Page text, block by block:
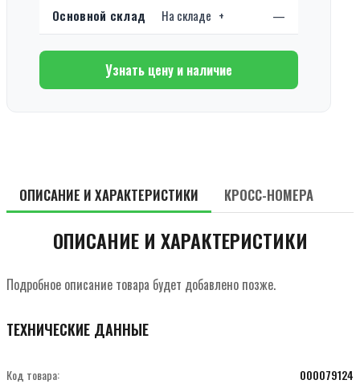
Основной склад На складе + —
Узнать цену и наличие
ОПИСАНИЕ И ХАРАКТЕРИСТИКИ КРОСС-НОМЕРА
ОПИСАНИЕ И ХАРАКТЕРИСТИКИ
Подробное описание товара будет добавлено позже.
ТЕХНИЧЕСКИЕ ДАННЫЕ
Код товара: 000079124